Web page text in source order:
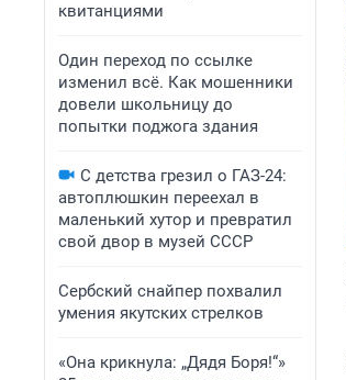
квитанциями
Один переход по ссылке
изменил всё. Как мошенники
довели школьницу до
попытки поджога здания
С детства грезил о ГАЗ-24:
автоплюшкин переехал в
маленький хутор и превратил
свой двор в музей СССР
Сербский снайпер похвалил
умения якутских стрелков
«Она крикнула: „Дядя Боря!“»